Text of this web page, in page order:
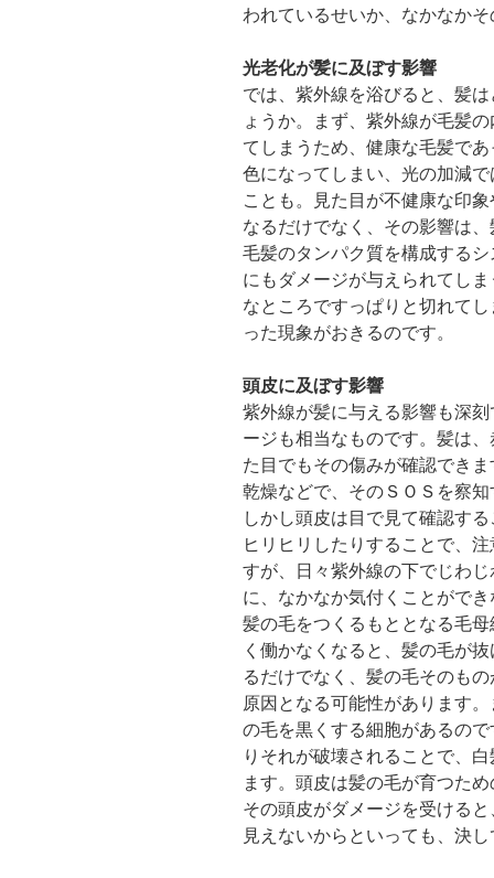
われているせいか、なかなか
光老化が髪に及ぼす影響
では、紫外線を浴びると、髪
ょうか。まず、紫外線が毛髪
てしまうため、健康な毛髪で
色になってしまい、光の加減
ことも。見た目が不健康な印
なるだけでなく、その影響は
毛髪のタンパク質を構成する
にもダメージが与えられてし
なところですっぱりと切れて
った現象がおきるのです。
頭皮に及ぼす影響
紫外線が髪に与える影響も深
ージも相当なものです。髪は
た目でもその傷みが確認でき
乾燥などで、そのＳＯＳを察
しかし頭皮は目で見て確認す
ヒリヒリしたりすることで、
すが、日々紫外線の下でじわ
に、なかなか気付くことがで
髪の毛をつくるもととなる毛
く働かなくなると、髪の毛が
るだけでなく、髪の毛そのも
原因となる可能性があります
の毛を黒くする細胞があるの
りそれが破壊されることで、
ます。頭皮は髪の毛が育つた
その頭皮がダメージを受ける
見えないからといっても、決